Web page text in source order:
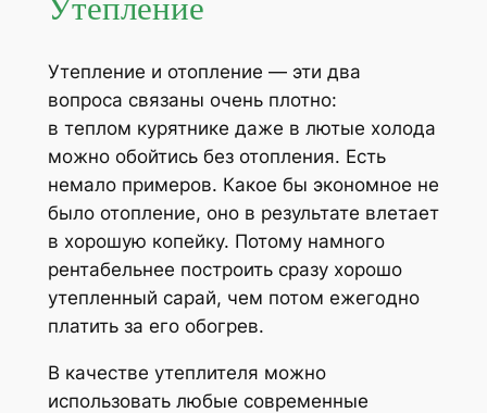
Утепление и отопление — эти два
вопроса связаны очень плотно:
в теплом курятнике даже в лютые холода
можно обойтись без отопления. Есть
немало примеров. Какое бы экономное не
было отопление, оно в результате влетает
в хорошую копейку. Потому намного
рентабельнее построить сразу хорошо
утепленный сарай, чем потом ежегодно
платить за его обогрев.
В качестве утеплителя можно
использовать любые современные